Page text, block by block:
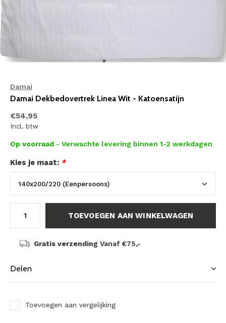
Damai
Damai Dekbedovertrek Linea Wit - Katoensatijn
€54,95
Incl. btw
Op voorraad - Verwachte levering binnen 1-2 werkdagen
Kies je maat: *
TOEVOEGEN AAN WINKELWAGEN
Gratis verzending Vanaf €75,-
Delen
Toevoegen aan vergelijking